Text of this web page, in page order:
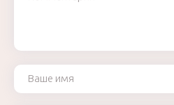
Ваше имя